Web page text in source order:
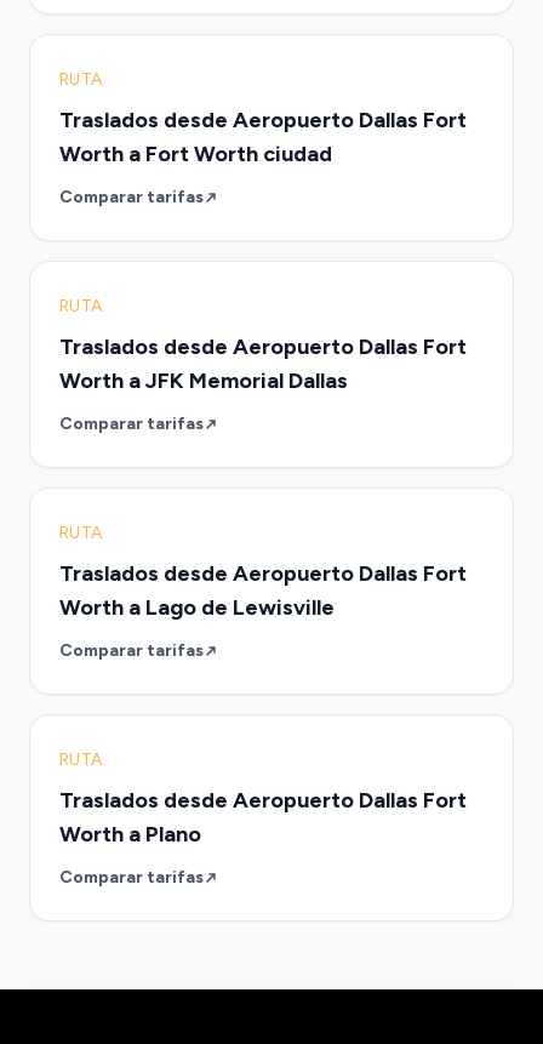
RUTA
Traslados desde Aeropuerto Dallas Fort
Worth a Fort Worth ciudad
Comparar tarifas
RUTA
Traslados desde Aeropuerto Dallas Fort
Worth a JFK Memorial Dallas
Comparar tarifas
RUTA
Traslados desde Aeropuerto Dallas Fort
Worth a Lago de Lewisville
Comparar tarifas
RUTA
Traslados desde Aeropuerto Dallas Fort
Worth a Plano
Comparar tarifas